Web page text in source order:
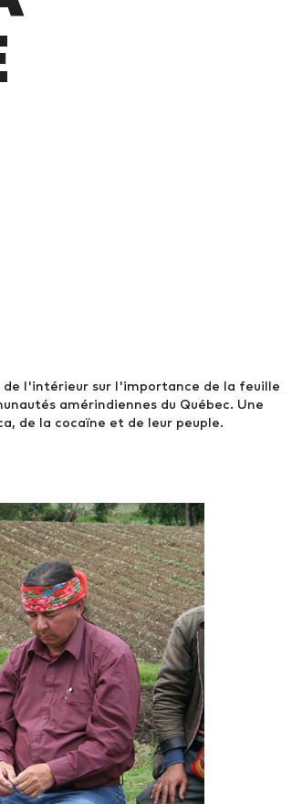
de l'intérieur sur l'importance de la feuille
amérindiennes du Québec. Une
de la cocaïne et de leur peuple.